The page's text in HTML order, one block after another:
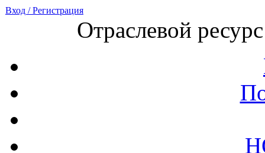
Вход / Регистрация
Отраслевой